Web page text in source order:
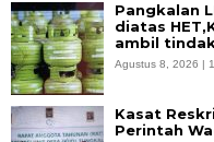
Pangkalan
diatas
ambil
Agustus 8, 2026 |
Kasat
Perintah